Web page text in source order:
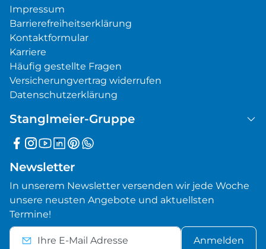
Impressum
Barrierefreiheitserklärung
Kontaktformular
Karriere
Häufig gestellte Fragen
Versicherungvertrag widerrufen
Datenschutzerklärung
Stanglmeier-Gruppe
Newsletter
In unserem Newsletter versenden wir jede Woche
unsere neusten Angebote und aktuellsten
Termine!
Anmelden